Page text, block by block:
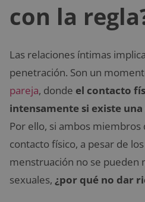
con la
Las relaciones íntimas
penetración. Son un
pareja, donde el contacto
intensamente si existe
Por ello, si ambos miembros
contacto físico, a pesar de
menstruación no se pueden
sexuales, ¿por qué no dar